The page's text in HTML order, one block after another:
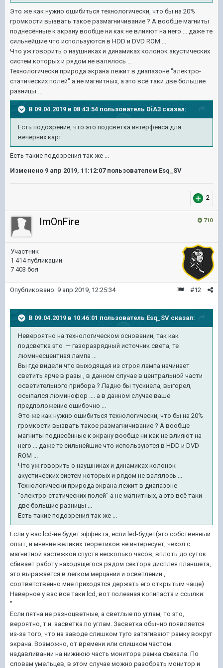
Это же как нужно ошибиться технологически, что бы на 20%
громкости вызвать такое размагничивание ? А вообще магниты
поднесённые к экрану вообще ни как не влияют на него ... даже те
сильнейшие что используются в HDD и DVD ROM ...
Что уж говорить о наушниках и динамиках колонок акустических
систем которых и рядом не валялось ...
Технологически природа экрана лежит в диапазоне "электро-
статических полей" а не магнитных, а это всё таки две большие
разницы ...
В 09.04.2019 в 08:43:54 пользователь DiA3 сказал:
Есть подозрение, что это подсветка интерфейса для
вечерних карт.
Есть такие подозрения так же ...
Изменено 9 апр 2019, 11:12:07пользователем Esq_SV
2
710
ImOnFire
Участник
1 414 публикации
7 403 боя
#12
Опубликовано: 9 апр 2019, 12:25:34
В 09.04.2019 в 10:46:01 пользователь Esq_SV сказал:
Невероятно на технологическом основании, так как
подсветка это — газоразрядный источник света, те
люминесцентная лампа ...
Вы где видели что выходящая из строя лампа начинает
светить ярче в разы , в данном случае в центральной части
осветительного прибора ? Ладно бы тускнела, выгорел,
осыпался люминофор .... а в данном случае ваше
предположение ошибочно ...
Это же как нужно ошибиться технологически, что бы на 20%
громкости вызвать такое размагничивание ? А вообще
магниты поднесённые к экрану вообще ни как не влияют на
него ... даже те сильнейшие что используются в HDD и DVD
ROM ...
Что уж говорить о наушниках и динамиках колонок
акустических систем которых и рядом не валялось ...
Технологически природа экрана лежит в диапазоне
"электро-статических полей" а не магнитных, а это всё таки
две большие разницы ...
Есть такие подозрения так же ...
Если у вас lcd-не будет эффекта, если led-будет(это собственный
опыт, и мнение великих теоретиков не интересует, чехол с
магнитной застежкой спустя несколько часов, вплоть до суток
сбивает работу находящегося рядом сектора дисплея планшета,
это выражается в легком мерцании и осветлении ,
соответственно мне приходятся держать его открытым чаще)
Наверное у вас все таки lcd, вот полезная копипаста и ссылки:
"
Если пятна не разноцветные, а светлые по углам, то это,
вероятно, т.н. засветка по углам. Засветка обычно появляется
из-за того, что на заводе слишком туго затягивают рамку вокруг
экрана. Возможно, от времени или слишком частом
надавливании на нижнюю часть монитора рамка съехала. По
словам умельцев, в этом случае можно разобрать монитор и